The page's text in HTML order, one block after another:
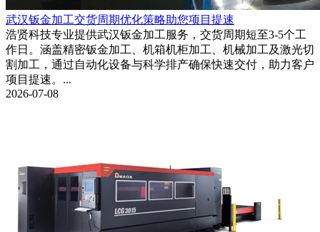
武汉钣金加工交货周期优化策略助您项目提速
浩贤科技专业提供武汉钣金加工服务，交货周期短至3-5个工
作日。涵盖精密钣金加工、机箱机柜加工、机械加工及激光切
割加工，通过自动化设备与科学排产确保快速交付，助力客户
项目提速。...
2026-07-08